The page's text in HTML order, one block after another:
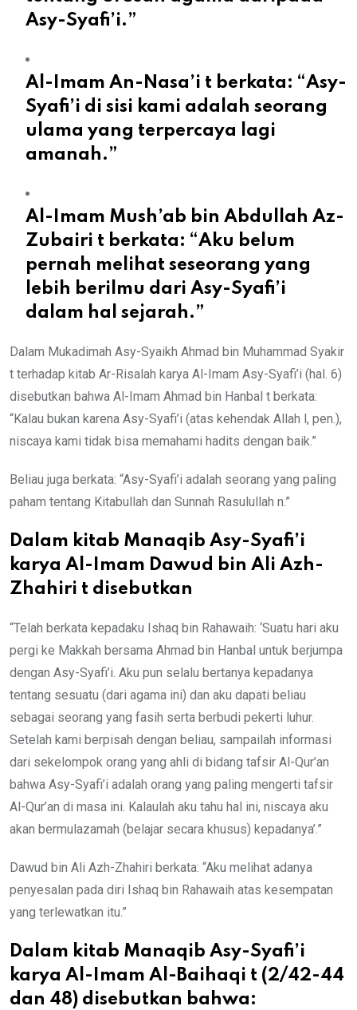
Asy-Syafi’i.”
Al-Imam An-Nasa’i t berkata: “Asy-
Syafi’i di sisi kami adalah seorang
ulama yang terpercaya lagi
amanah.”
Al-Imam Mush’ab bin Abdullah Az-
Zubairi t berkata: “Aku belum
pernah melihat seseorang yang
lebih berilmu dari Asy-Syafi’i
dalam hal sejarah.”
Dalam Mukadimah Asy-Syaikh Ahmad bin Muhammad Syakir
t terhadap kitab Ar-Risalah karya Al-Imam Asy-Syafi’i (hal. 6)
disebutkan bahwa Al-Imam Ahmad bin Hanbal t berkata:
“Kalau bukan karena Asy-Syafi’i (atas kehendak Allah l, pen.),
niscaya kami tidak bisa memahami hadits dengan baik.”
Beliau juga berkata: “Asy-Syafi’i adalah seorang yang paling
paham tentang Kitabullah dan Sunnah Rasulullah n.”
Dalam kitab Manaqib Asy-Syafi’i
karya Al-Imam Dawud bin Ali Azh-
Zhahiri t disebutkan
“Telah berkata kepadaku Ishaq bin Rahawaih: ‘Suatu hari aku
pergi ke Makkah bersama Ahmad bin Hanbal untuk berjumpa
dengan Asy-Syafi’i. Aku pun selalu bertanya kepadanya
tentang sesuatu (dari agama ini) dan aku dapati beliau
sebagai seorang yang fasih serta berbudi pekerti luhur.
Setelah kami berpisah dengan beliau, sampailah informasi
dari sekelompok orang yang ahli di bidang tafsir Al-Qur’an
bahwa Asy-Syafi’i adalah orang yang paling mengerti tafsir
Al-Qur’an di masa ini. Kalaulah aku tahu hal ini, niscaya aku
akan bermulazamah (belajar secara khusus) kepadanya’.”
Dawud bin Ali Azh-Zhahiri berkata: “Aku melihat adanya
penyesalan pada diri Ishaq bin Rahawaih atas kesempatan
yang terlewatkan itu.”
Dalam kitab Manaqib Asy-Syafi’i
karya Al-Imam Al-Baihaqi t (2/42-44
dan 48) disebutkan bahwa: